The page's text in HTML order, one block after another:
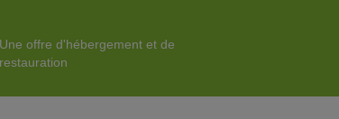
Une offre d'hébergement et de
restauration